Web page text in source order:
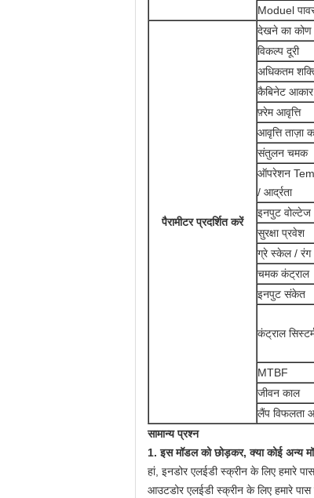
Moduel
पैरामीटर प्रदर्शित करें
देखने का कोण
विकल्प दूरी
अधिकतम
कैबिनेट आकार
फ़्रेम आवृत्ति
आवृत्ति ताज़ा
संतुलन चमक
ऑपरेशन
/ आर्द्रता
इनपुट वोल्टेज
सुरक्षा प्रवेश
ग्रे स्केल / रंग
चमक कंट्राल
इनपुट संकेत
कंट्राल
MTBF
जीवन काल
लैंप विफलता
सामान्य प्रश्न
1. इस मॉडल को छोड़कर, क्या कोई अन्य
हां, इनडोर एलईडी स्क्रीन के लिए हमारे
आउटडोर एलईडी स्क्रीन के लिए हमारे पास